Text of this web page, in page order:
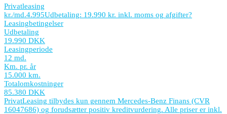
Privatleasing
kr./md.4.995Udbetaling: 19.990 kr. inkl. moms og afgifter?
Leasingbetingelser
Udbetaling
19.990 DKK
Leasingperiode
12 md.
Km. pr. år
15.000 km.
Totalomkostninger
85.380 DKK
PrivatLeasing tilbydes kun gennem Mercedes-Benz Finans (CVR
16047686) og forudsætter positiv kreditvurdering. Alle priser er inkl.